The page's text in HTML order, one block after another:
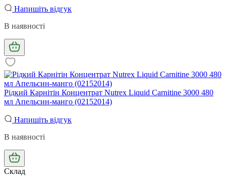
Напишіть відгук
В наявності
Рідкий Карнітін Концентрат Nutrex Liquid Carnitine 3000 480
мл Апельсин-манго (02152014)
Напишіть відгук
В наявності
Склад